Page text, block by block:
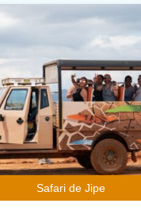
Safari de Jipe